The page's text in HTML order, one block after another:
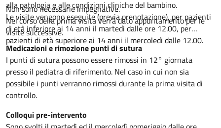
Non sono necessarie impegnative.
Nel corso della prima visita verrà dato appuntamento per le
visite successive.
alla patologia e alle condizioni cliniche del bambino.
Le visite vengono eseguite (previa prenotazione), per pazienti
di età inferiore ai 14 anni il martedì dalle ore 12.00, per
pazienti di età superiore ai 14 anni il mercoledì dalle 12.00.
Medicazioni e rimozione punti di sutura
I punti di sutura possono essere rimossi in 12° giornata
presso il pediatra di riferimento. Nel caso in cui non sia
possibile i punti verranno rimossi durante la prima visita di
controllo.
Colloqui pre-intervento